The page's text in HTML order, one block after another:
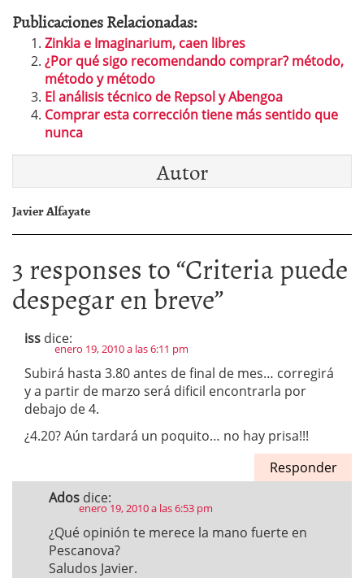
Publicaciones Relacionadas:
Zinkia e Imaginarium, caen libres
¿Por qué sigo recomendando comprar? método,
método y método
El análisis técnico de Repsol y Abengoa
Comprar esta corrección tiene más sentido que
nunca
Autor
Javier Alfayate
3 responses to “Criteria puede
despegar en breve”
iss dice:
enero 19, 2010 a las 6:11 pm
Subirá hasta 3.80 antes de final de mes… corregirá
y a partir de marzo será dificil encontrarla por
debajo de 4.
¿4.20? Aún tardará un poquito… no hay prisa!!!
Responder
Ados dice:
enero 19, 2010 a las 6:53 pm
¿Qué opinión te merece la mano fuerte en
Pescanova?
Saludos Javier.